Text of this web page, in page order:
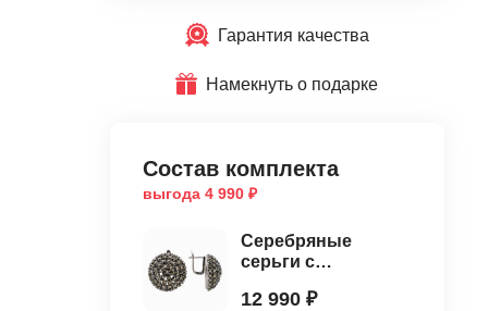
Гарантия качества
Намекнуть о подарке
Состав комплекта
выгода 4 990 ₽
Серебряные
серьги с
12 990 ₽